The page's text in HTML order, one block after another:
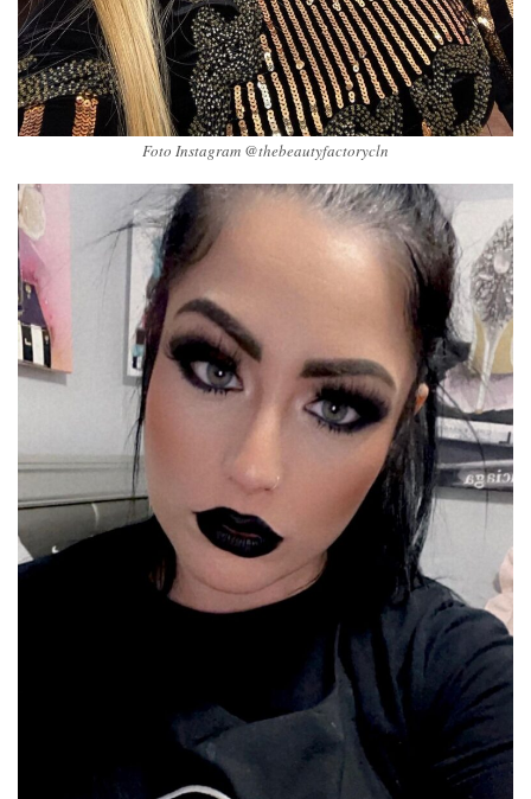
Foto Instagram @thebeautyfactorycln